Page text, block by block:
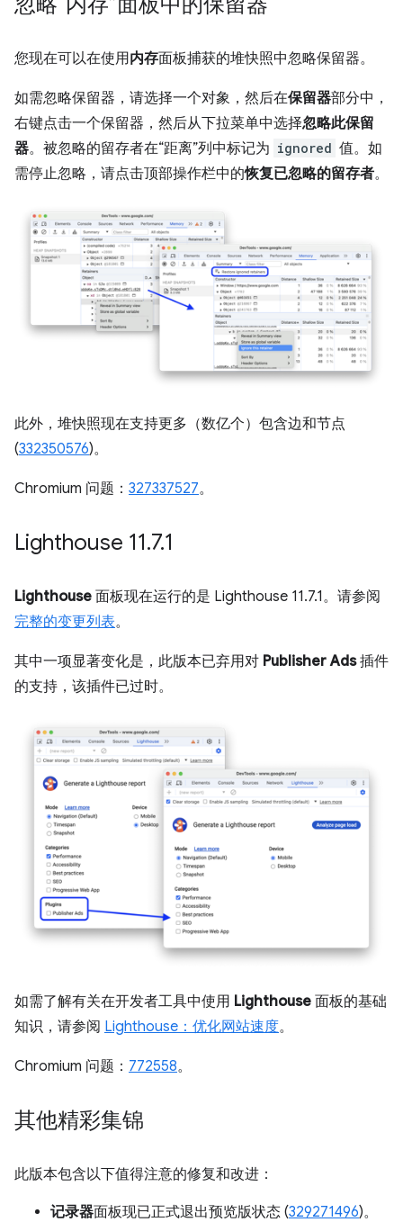
您现在可以在使用内存面板捕获的堆快照中忽略保留器。
如需忽略保留器，请选择一个对象，然后在保留器部分中，
右键点击一个保留器，然后从下拉菜单中选择忽略此保留
器。被忽略的留存者在“距离”列中标记为 ignored 值。 如
需停止忽略，请点击顶部操作栏中的恢复已忽略的留存者。
此外，堆快照现在支持更多（数亿个）包含边和节点
(332350576)。
Chromium 问题： 327337527。
Lighthouse 11.7.1
Lighthouse 面板现在运行的是 Lighthouse 11.7.1。请参阅
完整的变更列表。
其中一项显著变化是，此版本已弃用对 Publisher Ads插件
的支持，该插件已过时。
如需了解有关在开发者工具中使用 Lighthouse 面板的基础
知识，请参阅 Lighthouse：优化网站速度。
Chromium 问题： 772558。
其他精彩集锦
此版本包含以下值得注意的修复和改进：
记录器面板现已正式退出预览版状态 (329271496)。